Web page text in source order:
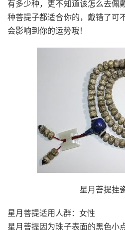
有多少种，更不知道该怎么去佩
种菩提子都适合你的，戴错了可
会影响到你的运势哦！
星月菩提挂
星月菩提适用人群：女性
星月菩提因为珠子表面的黑色小